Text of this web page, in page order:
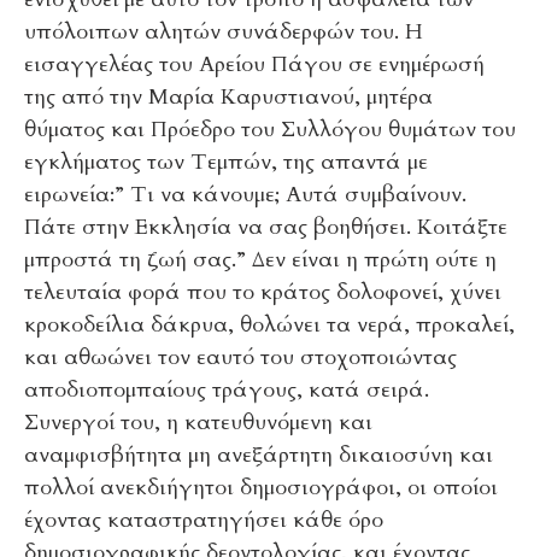
υπόλοιπων αλητών συνάδερφών του. Η
εισαγγελέας του Αρείου Πάγου σε ενημέρωσή
της από την Μαρία Καρυστιανού, μητέρα
θύματος και Πρόεδρο του Συλλόγου θυμάτων του
εγκλήματος των Τεμπών, της απαντά με
ειρωνεία:” Τι να κάνουμε; Αυτά συμβαίνουν.
Πάτε στην Εκκλησία να σας βοηθήσει. Κοιτάξτε
μπροστά τη ζωή σας.” Δεν είναι η πρώτη ούτε η
τελευταία φορά που το κράτος δολοφονεί, χύνει
κροκοδείλια δάκρυα, θολώνει τα νερά, προκαλεί,
και αθωώνει τον εαυτό του στοχοποιώντας
αποδιοπομπαίους τράγους, κατά σειρά.
Συνεργοί του, η κατευθυνόμενη και
αναμφισβήτητα μη ανεξάρτητη δικαιοσύνη και
πολλοί ανεκδιήγητοι δημοσιογράφοι, οι οποίοι
έχοντας καταστρατηγήσει κάθε όρο